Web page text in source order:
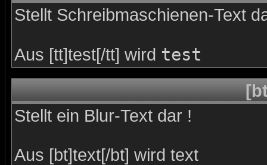
Stellt Schreibmaschienen-Text
Aus [tt]test[/tt] wird test
Stellt ein Blur-Text dar !
Aus [bt]text[/bt] wird text